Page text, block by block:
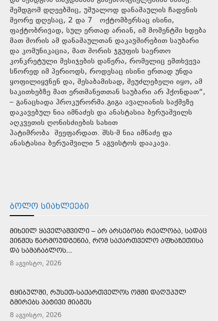
შემდგომ დღეებშიც, უშუალოდ დანაშაულის ჩადენის
მეორე დღესაც, 2 და 7 ოქტომბერსაც ისინი,
ფაქტობრივად, სულ ერთად არიან, იმ მომენტში ხდება
მათ შორის ამ დანაშაულთან დაკავშირებით საუბარი
და კომუნიკაცია, მათ შორის ჯგუფის საერთო
კონკრეტული მესიჯების დაწერა, რომელიც ემთხვევა
სწორედ იმ პერიოდს, როდესაც ისინი ერთად უნდა
ყოფილიყვნენ და, შესაბამისად, შეუძლებელი იყო, ამ
საკითხებზე მათ ერთმანეთთან საუბარი არ ჰქონდათ“,
– განაცხადა პროკურორმა.გიგა ავალიანის საქმეზე
დაკავებულ ნია იმნაძეს და ანასტასია ბერუაშვილს
აღკვეთის ღონისძიების სახით
პატიმრობა შეეფარდათ. შსს-მ ნია იმნაძე და
ანასტასია ბერუაშვილი 5 აგვისტოს დააკავა.
ᲑᲝᲚᲝ ᲡᲘᲐᲮᲚᲔᲔᲑᲘ
ᲛᲘᲮᲔᲘᲚ ᲧᲐᲕᲔᲚᲐᲨᲕᲘᲚᲘ – ᲐᲠ ᲐᲠᲡᲔᲑᲝᲑᲡ ᲠᲔᲐᲚᲝᲑᲐ, ᲡᲐᲓᲐᲪ
ᲕᲘᲜᲛᲔᲡ ᲬᲐᲠᲛᲝᲣᲓᲒᲔᲜᲘᲐ, ᲠᲝᲛ ᲡᲐᲥᲐᲠᲗᲕᲔᲚᲝ ᲐᲤᲮᲐᲖᲔᲗᲘᲡᲐ
ᲓᲐ ᲡᲐᲛᲐᲩᲐᲑᲚᲝᲡ...
8 აგვისტო, 2026
ᲢᲧᲘᲑᲣᲚᲨᲘ, ᲠᲣᲡᲔᲗ-ᲡᲐᲥᲐᲠᲗᲕᲔᲚᲝᲡ ᲝᲛᲨᲘ ᲓᲐᲦᲣᲞᲣᲚ
ᲒᲛᲘᲠᲔᲑᲡ ᲞᲐᲢᲘᲕᲘ ᲛᲘᲐᲒᲔᲡ
8 აგვისტო, 2026